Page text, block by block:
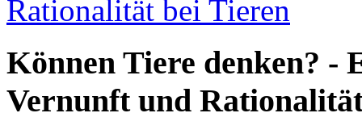
Können Tiere denken? -
Vernunft und